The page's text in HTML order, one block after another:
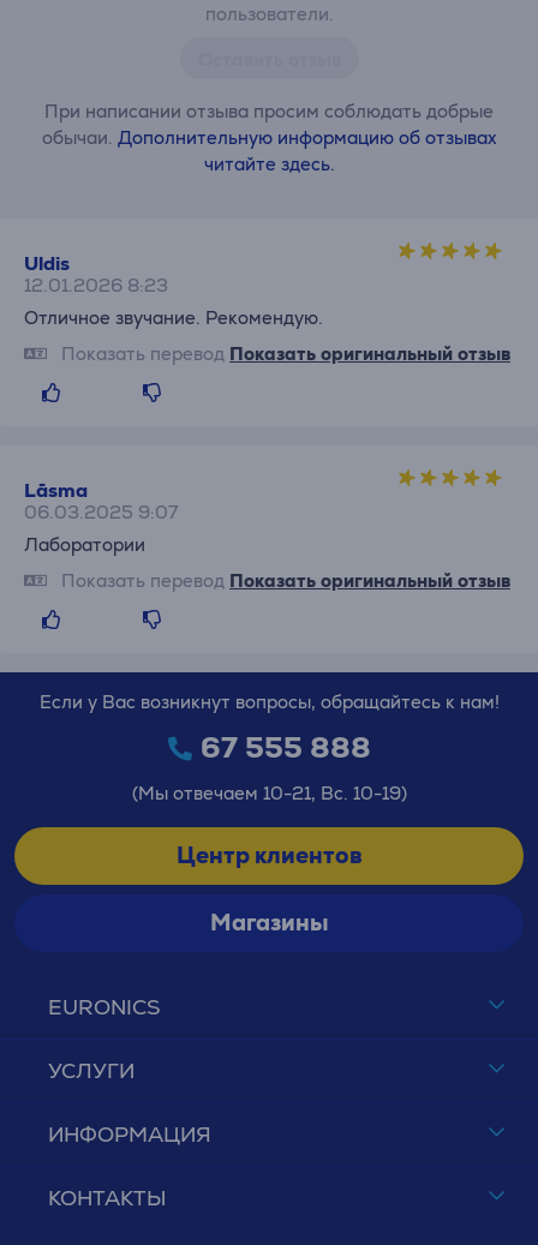
пользователи.
При написании отзыва просим соблюдать добрые
обычаи. Дополнительную информацию об отзывах
читайте здесь.
Uldis
12.01.2026 8:23
Отличное звучание. Рекомендую.
Показать перевод Показать оригинальный отзыв
Lāsma
06.03.2025 9:07
Лаборатории
Показать перевод Показать оригинальный отзыв
EURONICS
УСЛУГИ
ИНФОРМАЦИЯ
КОНТАКТЫ
Если у Вас возникнут вопросы, обращайтесь к нам!
67 555 888
(Мы отвечаем 10-21, Вс. 10-19)
Центр клиентов
Магазины